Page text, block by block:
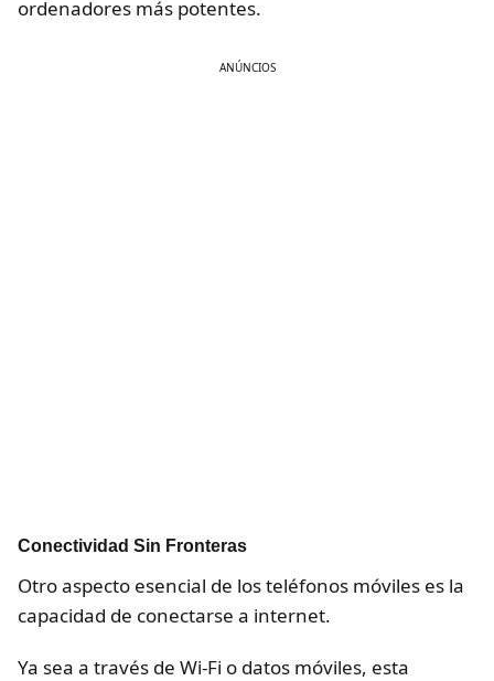
ordenadores más potentes.
ANÚNCIOS
Conectividad Sin Fronteras
Otro aspecto esencial de los teléfonos móviles es la
capacidad de conectarse a internet.
Ya sea a través de Wi-Fi o datos móviles, esta